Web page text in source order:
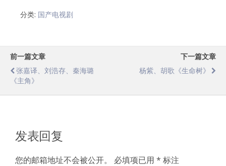
分类: 国产电视剧
前一篇文章
张嘉译、刘浩存、秦海璐
《主角》
下一篇文章
杨紫、胡歌《生命树》
发表回复
您的邮箱地址不会被公开。 必填项已用 * 标注